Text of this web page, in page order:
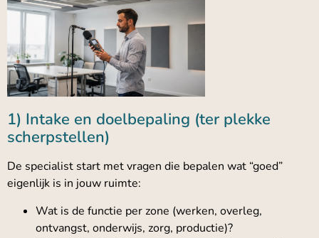
1) Intake en doelbepaling (ter plekke
scherpstellen)
De specialist start met vragen die bepalen wat “goed”
eigenlijk is in jouw ruimte:
Wat is de functie per zone (werken, overleg,
ontvangst, onderwijs, zorg, productie)?